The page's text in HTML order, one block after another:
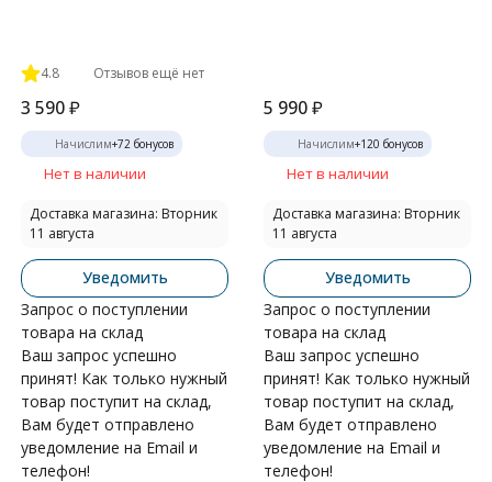
4.8 Отзывов ещё нет
3 590₽
Начислим+72 бонусов
Нет в наличии
Доставка магазина: Вторник
11 августа
Уведомить
Запрос о поступлении
товара на склад
Ваш запрос успешно
принят! Как только нужный
товар поступит на склад,
Вам будет отправлено
уведомление на Email и
телефон!
5 990₽
Начислим+120 бонусов
Нет в наличии
Доставка магазина: Вторник
11 августа
Уведомить
Запрос о поступлении
товара на склад
Ваш запрос успешно
принят! Как только нужный
товар поступит на склад,
Вам будет отправлено
уведомление на Email и
телефон!